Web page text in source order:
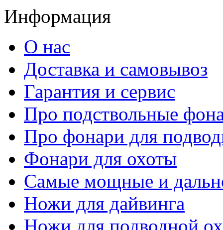
Информация
О нас
Доставка и самовывоз
Гарантия и сервис
Про подствольные
Про фонари для
Фонари для охоты
Самые мощные и
Ножи для дайвинга
Ножи для подводной